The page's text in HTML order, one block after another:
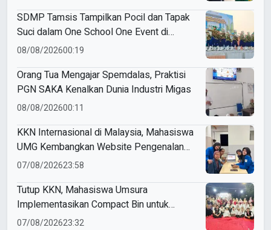
SDMP Tamsis Tampilkan Pocil dan Tapak
Suci dalam One School One Event di
Mojokerto
08/08/202600:19
Orang Tua Mengajar Spemdalas, Praktisi
PGN SAKA Kenalkan Dunia Industri Migas
08/08/202600:11
KKN Internasional di Malaysia, Mahasiswa
UMG Kembangkan Website Pengenalan
Budaya Indonesia
07/08/202623:58
Tutup KKN, Mahasiswa Umsura
Implementasikan Compact Bin untuk
Sampah Anorganik di Ketabang
07/08/202623:32